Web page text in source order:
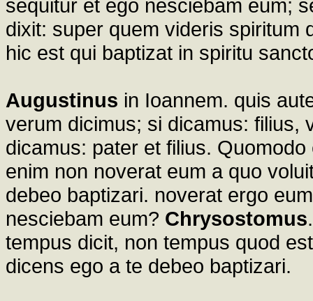
sequitur et ego nesciebam eum;
dixit: super quem videris spiritum
hic est qui baptizat in spiritu
Augustinus in Ioannem. quis
verum dicimus; si dicamus: filius,
dicamus: pater et filius.
enim non noverat eum a quo
debeo baptizari. noverat ergo
nesciebam eum? Chrysostomus
tempus dicit, non tempus quod
dicens ego a te debeo baptizari.